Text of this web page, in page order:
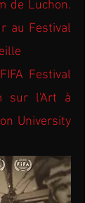
de Luchon.
au Festival
Festival
sur l'Art à
University